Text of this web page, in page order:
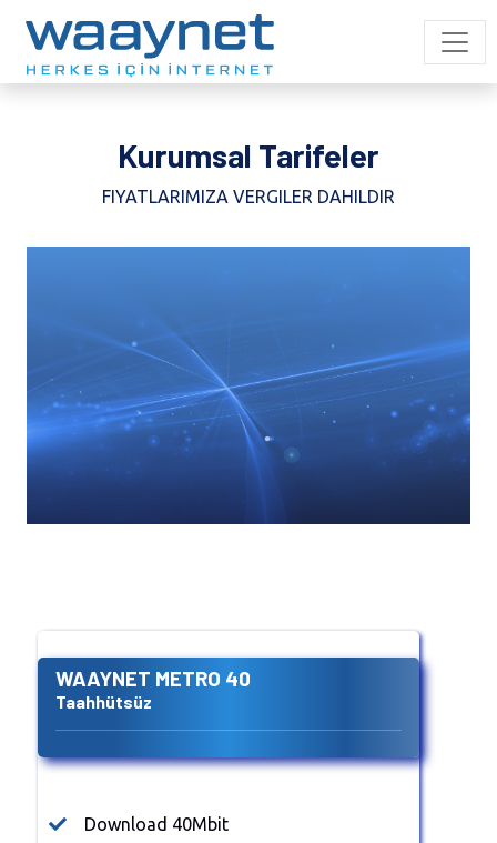
Kurumsal Tarifeler
FIYATLARIMIZA VERGILER DAHILDIR
WAAYNET METRO 40
Taahhütsüz
Download 40Mbit